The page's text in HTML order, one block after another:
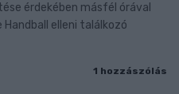
érdekében másfél órával
elleni találkozó
1 hozzászólás